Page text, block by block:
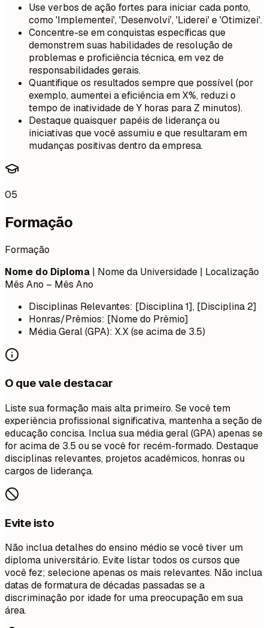
Use verbos de ação fortes para iniciar cada ponto,
como 'Implementei', 'Desenvolvi', 'Liderei' e 'Otimizei'.
Concentre-se em conquistas específicas que
demonstrem suas habilidades de resolução de
problemas e proficiência técnica, em vez de
responsabilidades gerais.
Quantifique os resultados sempre que possível (por
exemplo, aumentei a eficiência em X%, reduzi o
tempo de inatividade de Y horas para Z minutos).
Destaque quaisquer papéis de liderança ou
iniciativas que você assumiu e que resultaram em
mudanças positivas dentro da empresa.
05
Formação
Formação
Nome do Diploma | Nome da Universidade | Localização
Mês Ano – Mês Ano
Disciplinas Relevantes: [Disciplina 1], [Disciplina 2]
Honras/Prêmios: [Nome do Prêmio]
Média Geral (GPA): X.X (se acima de 3.5)
O que vale destacar
Liste sua formação mais alta primeiro. Se você tem
experiência profissional significativa, mantenha a seção de
educação concisa. Inclua sua média geral (GPA) apenas se
for acima de 3.5 ou se você for recém-formado. Destaque
disciplinas relevantes, projetos acadêmicos, honras ou
cargos de liderança.
Evite isto
Não inclua detalhes do ensino médio se você tiver um
diploma universitário. Evite listar todos os cursos que
você fez; selecione apenas os mais relevantes. Não inclua
datas de formatura de décadas passadas se a
discriminação por idade for uma preocupação em sua
área.